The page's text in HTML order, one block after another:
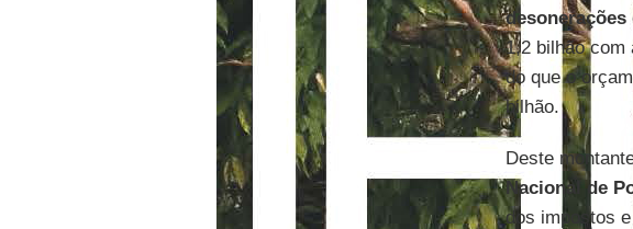
desonerações
1,2 bilhão com
do que o
bilhão.
Deste
Nacional de
dos impostos